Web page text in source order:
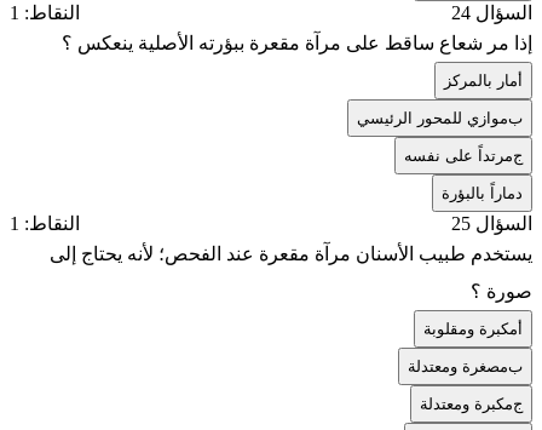
السؤال 24
النقاط: 1
إذا مر شعاع ساقط على مرآة مقعرة ببؤرته الأصلية ينعكس ؟
مار بالمركز
بموازي للمحور الرئيسي
جمرتداً على نفسه
ماراً بالبؤرة
السؤال 25
النقاط: 1
يستخدم طبيب الأسنان مرآة مقعرة عند الفحص؛ لأنه يحتاج إلى
صورة ؟
مكبرة ومقلوبة
بمصغرة ومعتدلة
جمكبرة ومعتدلة